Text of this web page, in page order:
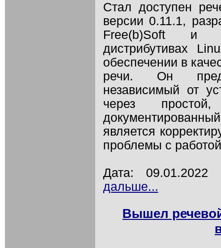
Стал доступен
версии 0.11.1,
Free(b)Soft и
дистрибутивах
обеспечении в
речи. Он
независимый от
через
является
проблемы с
Дата:
дальше...
Вышел